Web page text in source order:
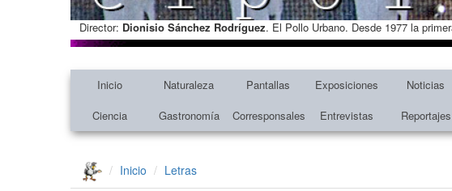
Director: Dionisio Sánchez Rodríguez. El Pollo Urbano. Desde 1977 la
Inicio Naturaleza Pantallas Exposiciones Noticias
Ciencia
Gastronomía Corresponsales Entrevistas Reportajes
Inicio Letras